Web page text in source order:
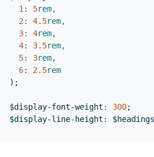
1 : 5rem,
2 : 4.5rem,
3: 4rem,
4: 3.5rem,
5: 3rem,
6: 2 .5rem
);
$display-font-weight : 300;
$display-line-height :